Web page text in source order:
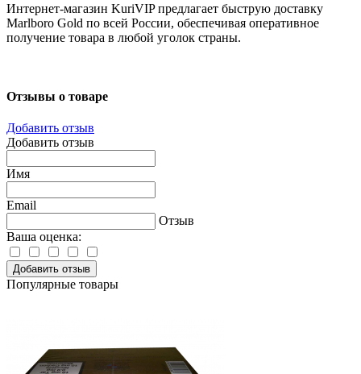
Интернет-магазин KuriVIP предлагает быструю доставку
Marlboro Gold по всей России, обеспечивая оперативное
получение товара в любой уголок страны.
Отзывы о товаре
Добавить отзыв
Добавить отзыв
Имя
Email
Отзыв
Ваша оценка:
Добавить отзыв
Популярные товары